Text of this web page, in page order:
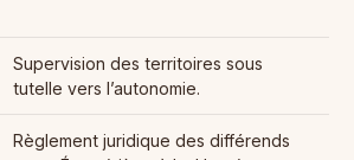
Supervision des territoires sous
tutelle vers l’autonomie.
Règlement juridique des différends